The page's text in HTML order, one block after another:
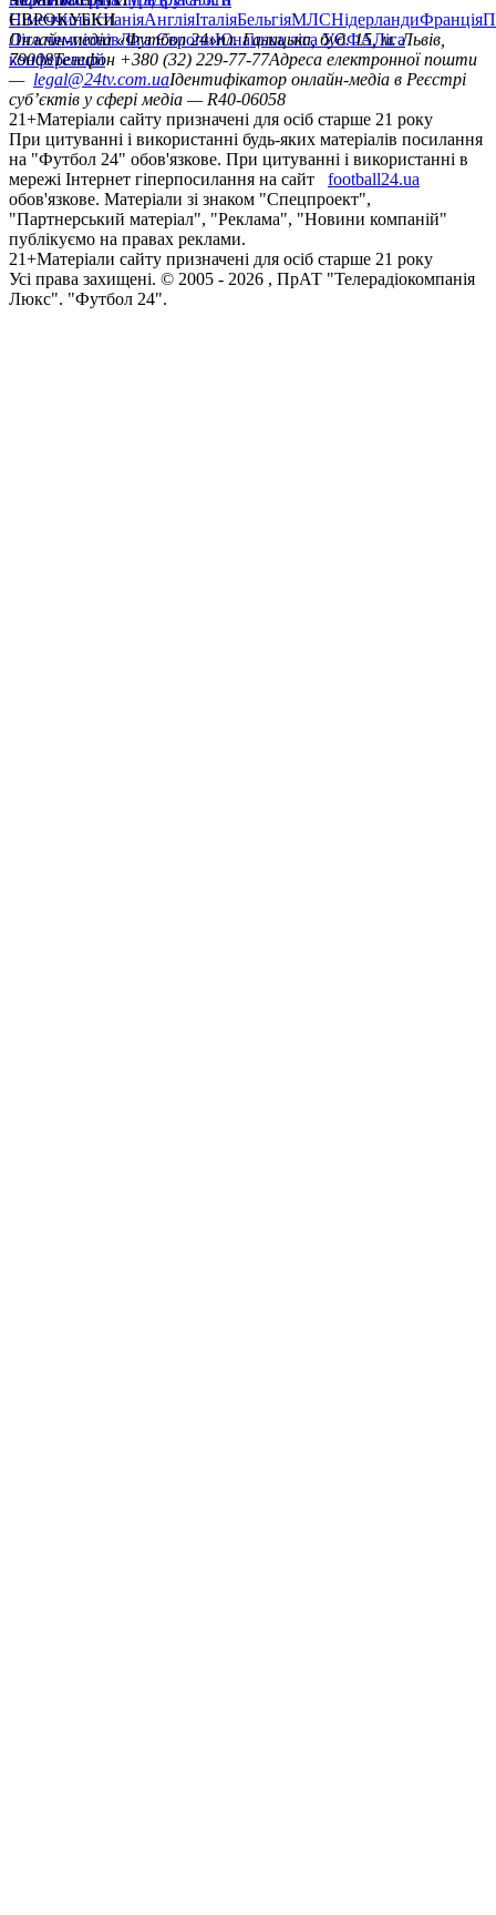
НімеччинаІспаніяАнгліяІталіяБельгіяМЛСНідерландиФранція
ЄВРОКУБКИ
Ліга чемпіонівЛіга ЄвропиЮнацька ліга УЄФАЛіга
конференцій
Онлайн-медіа «Футбол 24»пл. Галицька, буд. 15, м. Львів,
79008Телефон +380 (32) 229-77-77Адреса електронної пошти
— legal@24tv.com.uaІдентифікатор онлайн-медіа в Реєстрі
суб’єктів у сфері медіа — R40-06058
21+Матеріали сайту призначені для осіб старше 21 року
При цитуванні і використанні будь-яких матеріалів посилання
на "Футбол 24" обов'язкове. При цитуванні і використанні в
мережі Інтернет гіперпосилання на сайт
football24.ua
обов'язкове. Матеріали зі знаком "Спецпроект",
"Партнерський матеріал", "Реклама", "Новини компаній"
публікуємо на правах реклами.
21+Матеріали сайту призначені для осіб старше 21 року
Усi права захищенi. © 2005 - 2026 , ПрАТ "Телерадіокомпанія
Люкс". "Футбол 24".